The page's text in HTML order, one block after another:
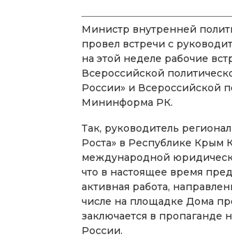
Министр внутренней
провел встречи с
на этой неделе рабочие
Всероссийской
России» и Всероссийской
Мининформа РК.
Так, руководитель
Роста» в Республике Крым
международной
что в настоящее время
активная работа,
числе на площадке Дома
заключается в пропаганде
России.